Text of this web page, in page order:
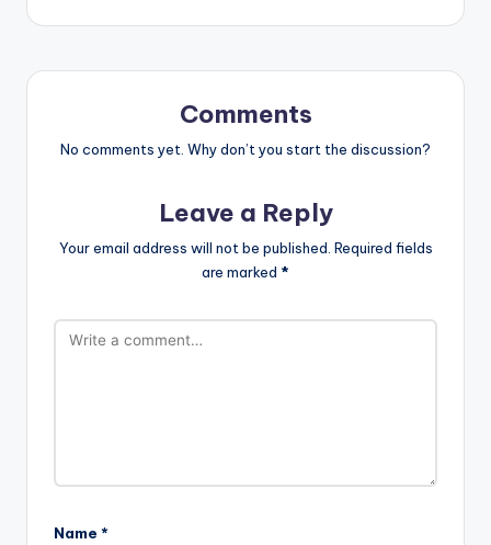
Comments
No comments yet. Why don’t you start the discussion?
Leave a Reply
Your email address will not be published. Required fields
are marked *
Name *